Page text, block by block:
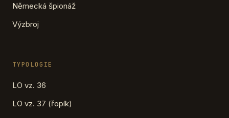
Německá špionáž
Výzbroj
TYPOLOGIE
LO vz. 36
LO vz. 37 (řopík)